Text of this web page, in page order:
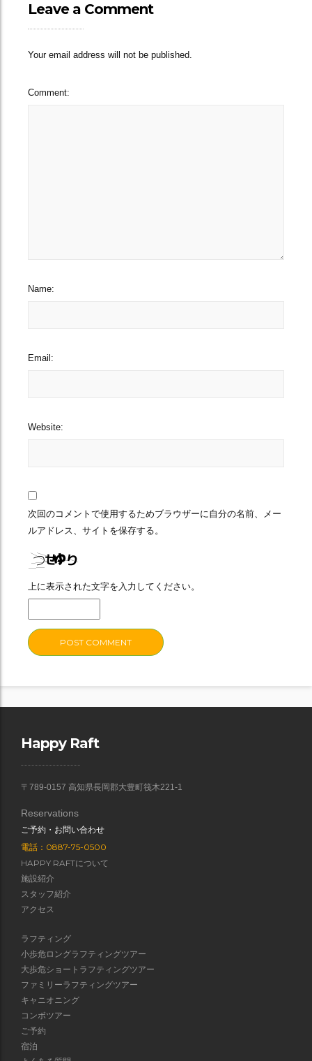
Leave a Comment
Your email address will not be published.
Comment:
Name:
Email:
Website:
次回のコメントで使用するためブラウザーに自分の名前、メー
ルアドレス、サイトを保存する。
上に表示された文字を入力してください。
Happy Raft
〒789-0157 高知県長岡郡大豊町筏木221-1
Reservations
ご予約・お問い合わせ
電話：0887-75-0500
HAPPY RAFTについて
施設紹介
スタッフ紹介
アクセス
ラフティング
小歩危ロングラフティングツアー
大歩危ショートラフティングツアー
ファミリーラフティングツアー
キャニオニング
コンボツアー
ご予約
宿泊